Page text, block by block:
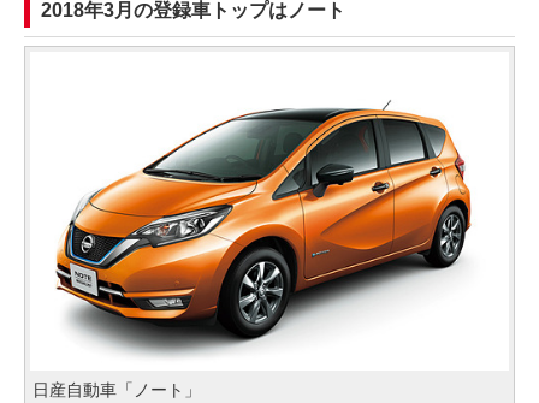
2018年3月の登録車トップはノート
日産自動車「ノート」